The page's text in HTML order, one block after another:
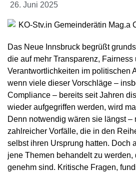
26. Juni 2025
Das Neue Innsbruck begrüßt
die auf mehr Transparenz, Fairness
Verantwortlichkeiten im politischen
wenn viele dieser Vorschläge –
Compliance – bereits seit Jahren
wieder aufgegriffen werden, wird
Denn notwendig wären sie längst –
zahlreicher Vorfälle, die in den
selbst ihren Ursprung hatten. Doch
jene Themen behandelt zu werden,
genehm sind. Kritische Fragen,